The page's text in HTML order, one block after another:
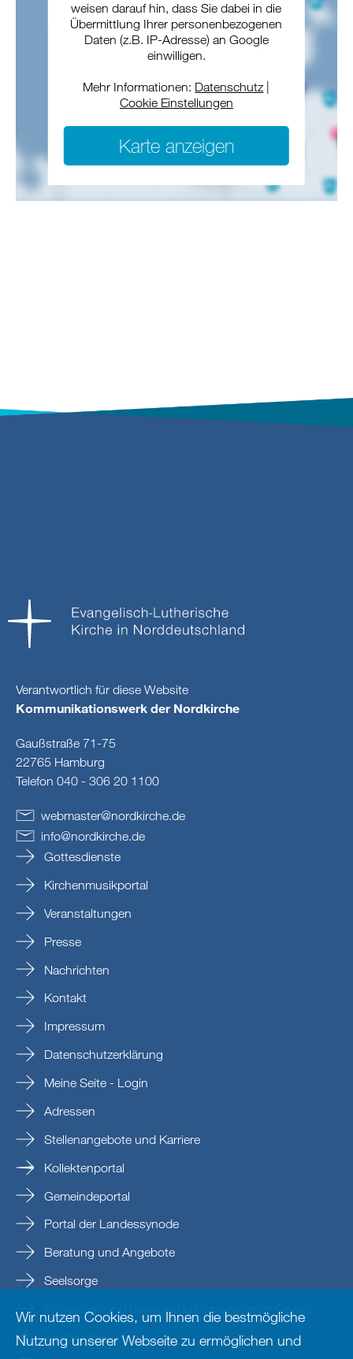
weisen darauf hin, dass Sie dabei in die
Übermittlung Ihrer personenbezogenen
Daten (z.B. IP-Adresse) an Google
einwilligen.
Mehr Informationen: Datenschutz
Cookie Einstellungen
Karte anzeigen
Verantwortlich für diese Website
Kommunikationswerk der Nordkirche
Gaußstraße 71-75
22765 Hamburg
Telefon 040 - 306 20 1100
webmaster@nordkirche.de
info@nordkirche.de
Gottesdienste
Kirchenmusikportal
Veranstaltungen
Presse
Nachrichten
Kontakt
Impressum
Datenschutzerklärung
Meine Seite - Login
Adressen
Stellenangebote und Karriere
Kollektenportal
Gemeindeportal
Portal der Landessynode
Beratung und Angebote
Seelsorge
Prävention und Beratung bei sexualisierter Gewalt
Nordkirche
Wir nutzen Cookies, um Ihnen die bestmögliche
Nutzung unserer Webseite zu ermöglichen und